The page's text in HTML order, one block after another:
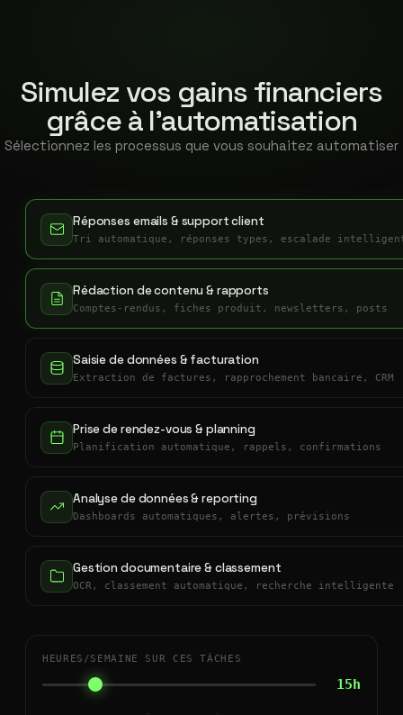
Simulez vos gains financiers
grâce à l'automatisation
Sélectionnez les processus que vous souhaitez automatiser
Réponses emails & support client
Tri automatique, réponses types, escalade
Rédaction de contenu & rapports
Comptes-rendus, fiches produit, newsletters, posts
Saisie de données & facturation
Extraction de factures, rapprochement bancaire, CRM
Prise de rendez-vous & planning
Planification automatique, rappels, confirmations
Analyse de données & reporting
Dashboards automatiques, alertes, prévisions
Gestion documentaire & classement
OCR, classement automatique, recherche intelligente
HEURES/SEMAINE SUR CES TÂCHES
15h